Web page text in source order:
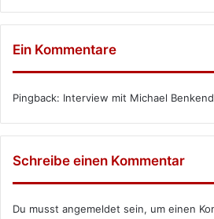
Ein Kommentare
Pingback: Interview mit Michael
Schreibe einen Kommentar
Du musst angemeldet sein, um einen